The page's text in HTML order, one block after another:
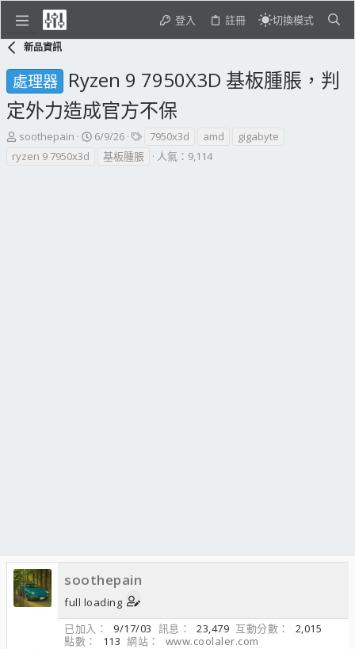
登入 註冊 切換模式
新品資訊
處理器 Ryzen 9 7950X3D 基板腫脹，判
定外力造成官方不保
主
soothepain
開
6/9/26
標7950x3d amd
gigabyte
ryzen 9 7950x3d
基板腫脹 人氣：9,114
soothepain
full loading
已加入
9/17/03 訊息 23,479 互動分數
2,015
點數
113 網站
www.coolaler.com